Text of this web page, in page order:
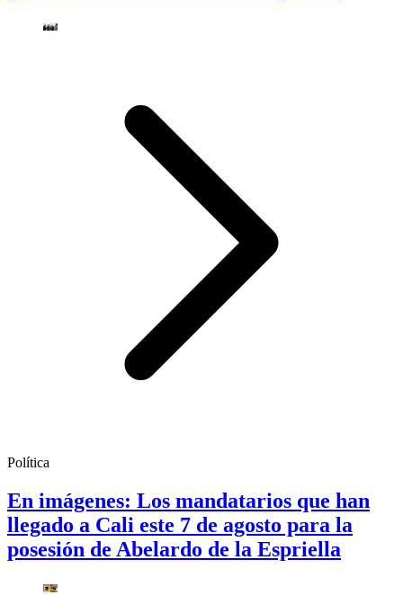
Política
En imágenes: Los mandatarios que han
llegado a Cali este 7 de agosto para la
posesión de Abelardo de la Espriella